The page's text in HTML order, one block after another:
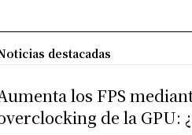
destacadas
los FPS
de la GPU: